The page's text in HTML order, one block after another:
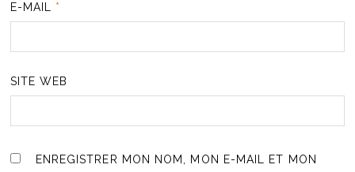
E-MAIL *
SITE WEB
ENREGISTRER MON NOM, MON E-MAIL ET MON